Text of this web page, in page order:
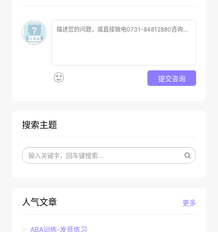
提交咨询
搜索主题
更多
人气文章
ABA训练-发音练习